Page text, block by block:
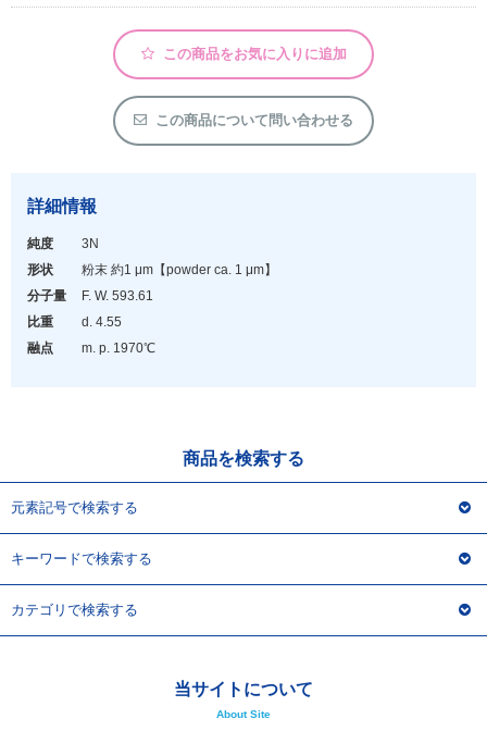
化学教材・オリジナルグッズ
この商品をお気に入りに追加
この商品について問い合わせる
詳細情報
純度
3N
形状
粉末 約1 μm 【powder ca. 1 μm】
分子量
F. W. 593.61
比重
d. 4.55
融点
m. p. 1970℃
商品を検索する
元素記号で検索する
キーワードで検索する
カテゴリで検索する
当サイトについて
About Site